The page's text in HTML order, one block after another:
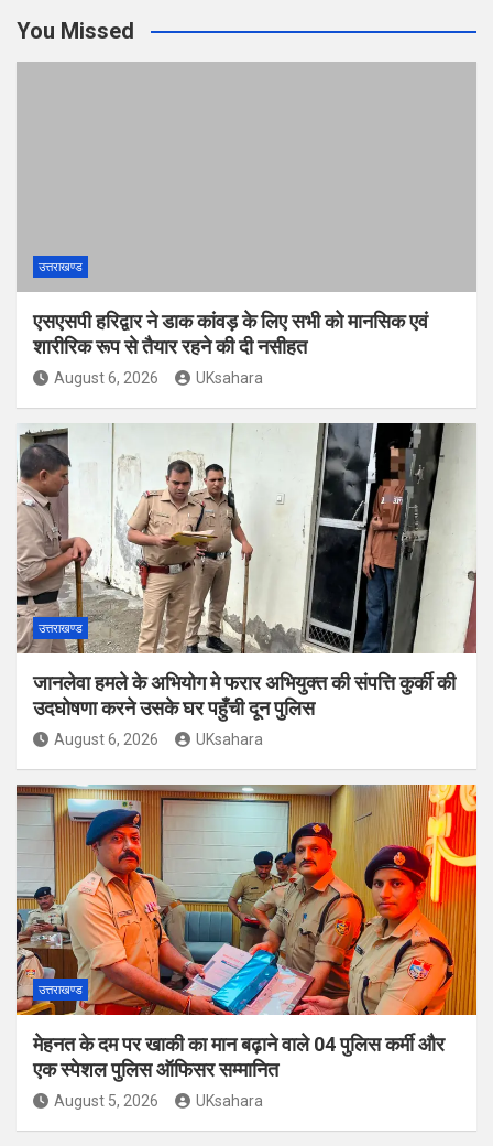
You Missed
उत्तराखण्ड
एसएसपी हरिद्वार ने डाक कांवड़ के लिए सभी को मानसिक एवं
शारीरिक रूप से तैयार रहने की दी नसीहत
August 6, 2026 UKsahara
उत्तराखण्ड
जानलेवा हमले के अभियोग मे फरार अभियुक्त की संपत्ति कुर्की की
उदघोषणा करने उसके घर पहुँची दून पुलिस
August 6, 2026 UKsahara
उत्तराखण्ड
मेहनत के दम पर खाकी का मान बढ़ाने वाले 04 पुलिस कर्मी और
एक स्पेशल पुलिस ऑफिसर सम्मानित
August 5, 2026 UKsahara